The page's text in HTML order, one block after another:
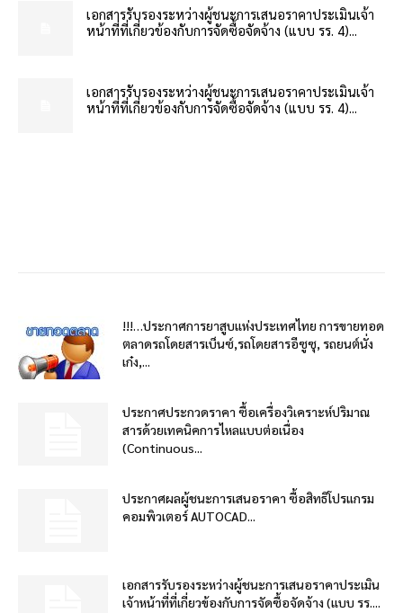
เอกสารรับรองระหว่างผู้ชนะการเสนอราคาประเมินเจ้า
หน้าที่ที่เกี่ยวข้องกับการจัดซื้อจัดจ้าง (แบบ รร. 4)...
เอกสารรับรองระหว่างผู้ชนะการเสนอราคาประเมินเจ้า
หน้าที่ที่เกี่ยวข้องกับการจัดซื้อจัดจ้าง (แบบ รร. 4)...
!!!…ประกาศการยาสูบแห่งประเทศไทย การขายทอด
ตลาดรถโดยสารเบ็นซ์,รถโดยสารอีซูซุ, รถยนต์นั่ง
เก๋ง,...
ประกาศประกวดราคา ซื้อเครื่องวิเคราะห์ปริมาณ
สารด้วยเทคนิคการไหลแบบต่อเนื่อง
(Continuous...
ประกาศผลผู้ชนะการเสนอราคา ซื้อสิทธิโปรแกรม
คอมพิวเตอร์ AUTOCAD...
เอกสารรับรองระหว่างผู้ชนะการเสนอราคาประเมิน
เจ้าหน้าที่ที่เกี่ยวข้องกับการจัดซื้อจัดจ้าง (แบบ รร....